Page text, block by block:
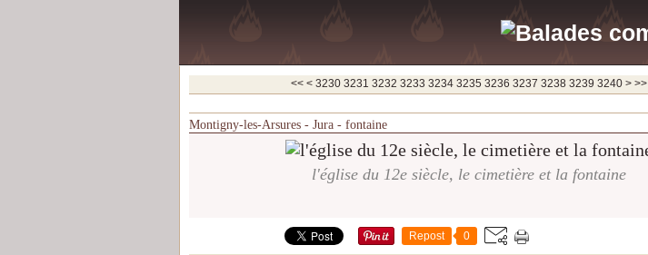
<< < 3200
3210
3220
3230 3231 3232 3233 3234 3235 3236 3237 3238 3239 3240 3250
3260
3270
3280
3290
3300
3400
3500
3600
3700
> >>
Montigny-les-Arsures - Jura - fontaine
l'église du 12e siècle, le cimetière et la fontaine
Repost 0